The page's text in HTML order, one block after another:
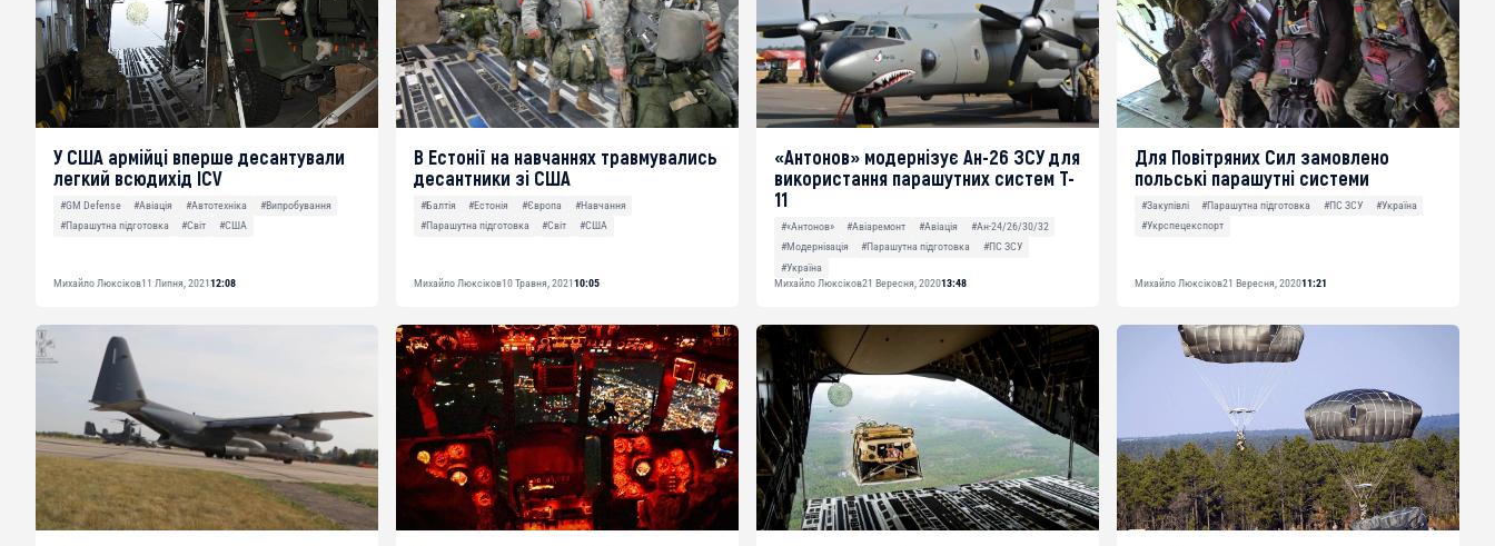
У США армійці вперше десантували
легкий всюдихід ICV
#GM Defense #Авіація #Автотехніка
#Випробування
#Парашутна підготовка
#Світ #США
Михайло Люксіков11 Липня, 202112:08
В Естонії на навчаннях травмувались
десантники зі США
#Балтія #Естонія #Європа
#Навчання
#Парашутна підготовка
#Світ #США
Михайло Люксіков10 Травня, 202110:05
«Антонов» модернізує Ан-26 ЗСУ для
використання парашутних систем T-
11
#«Антонов» #Авіаремонт #Авіація
#Ан-24/26/30/32
#Модернізація
#Парашутна підготовка
#ПС ЗСУ
#Україна
Михайло Люксіков21 Вересня, 202013:48
Для Повітряних Сил замовлено
польські парашутні системи
#Закупівлі #Парашутна підготовка #ПС ЗСУ
#Україна
#Укрспецекспорт
Михайло Люксіков21 Вересня, 202011:21